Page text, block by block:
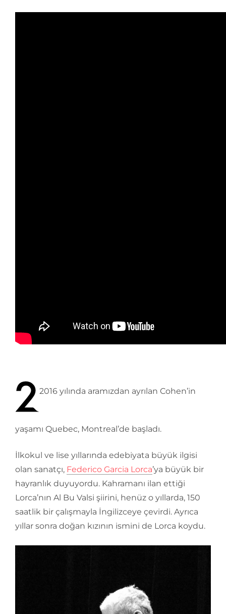
2016 yılında aramızdan ayrılan Cohen’in
yaşamı Quebec, Montreal’de başladı.
İlkokul ve lise yıllarında edebiyata büyük ilgisi
olan sanatçı, Federico Garcia Lorca’ya büyük bir
hayranlık duyuyordu. Kahramanı ilan ettiği
Lorca’nın Al Bu Valsi şiirini, henüz o yıllarda, 150
saatlik bir çalışmayla İngilizceye çevirdi. Ayrıca
yıllar sonra doğan kızının ismini de Lorca koydu.